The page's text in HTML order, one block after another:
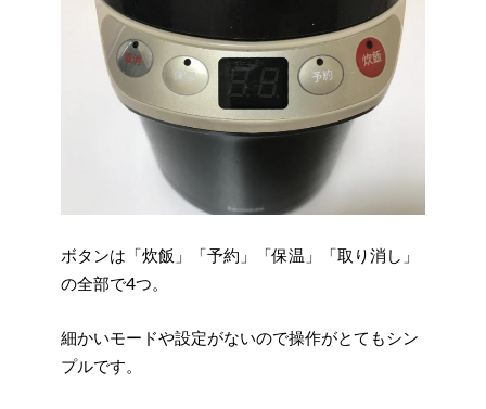
ボタンは「炊飯」「予約」「保温」「取り消し」
の全部で4つ。
細かいモードや設定がないので操作がとてもシン
プルです。